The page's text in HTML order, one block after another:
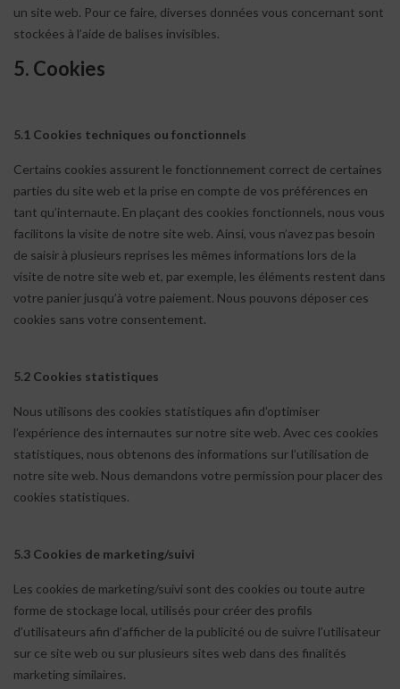
un site web. Pour ce faire, diverses données vous concernant sont
stockées à l’aide de balises invisibles.
5. Cookies
5.1 Cookies techniques ou fonctionnels
Certains cookies assurent le fonctionnement correct de certaines
parties du site web et la prise en compte de vos préférences en
tant qu’internaute. En plaçant des cookies fonctionnels, nous vous
facilitons la visite de notre site web. Ainsi, vous n’avez pas besoin
de saisir à plusieurs reprises les mêmes informations lors de la
visite de notre site web et, par exemple, les éléments restent dans
votre panier jusqu’à votre paiement. Nous pouvons déposer ces
cookies sans votre consentement.
5.2 Cookies statistiques
Nous utilisons des cookies statistiques afin d’optimiser
l’expérience des internautes sur notre site web. Avec ces cookies
statistiques, nous obtenons des informations sur l’utilisation de
notre site web. Nous demandons votre permission pour placer des
cookies statistiques.
5.3 Cookies de marketing/suivi
Les cookies de marketing/suivi sont des cookies ou toute autre
forme de stockage local, utilisés pour créer des profils
d’utilisateurs afin d’afficher de la publicité ou de suivre l’utilisateur
sur ce site web ou sur plusieurs sites web dans des finalités
marketing similaires.